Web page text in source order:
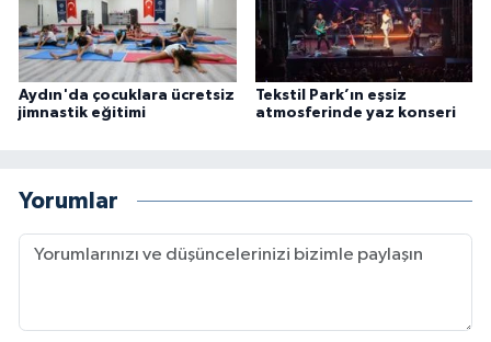
Aydın'da çocuklara ücretsiz
jimnastik eğitimi
Tekstil Park’ın eşsiz
atmosferinde yaz konseri
Yorumlar